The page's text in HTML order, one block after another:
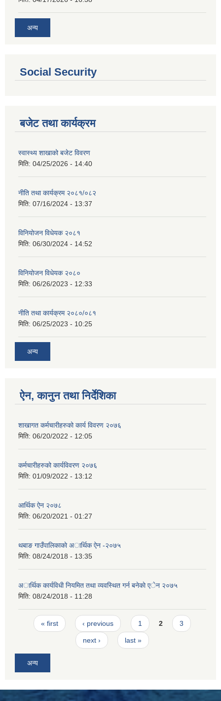
अन्य
Social Security
बजेट तथा कार्यक्रम
स्वास्थ्य शाखाको बजेट विवरण
मिति: 04/25/2026 - 14:40
नीति तथा कार्यक्रम २०८१/०८२
मिति: 07/16/2024 - 13:37
विनियोजन विधेयक २०८१
मिति: 06/30/2024 - 14:52
विनियोजन विधेयक २०८०
मिति: 06/26/2023 - 12:33
नीति तथा कार्यक्रम २०८०/०८१
मिति: 06/25/2023 - 10:25
अन्य
ऐन, कानुन तथा निर्देशिका
शाखागत कर्मचारीहरुको कार्य विवरण २०७६
मिति: 06/20/2022 - 12:05
कर्मचारीहरुको कार्यविवरण २०७६
मिति: 01/09/2022 - 13:12
आर्थिक ऐन २०७८
मिति: 06/20/2021 - 01:27
थबाङ गाउँपालिकाकाे अार्थिक ऐन -२०७५
मिति: 08/24/2018 - 13:35
अार्थिक कार्यविधी नियमित तथा व्यवस्थित गर्न बनेकाे एेन २०७५
मिति: 08/24/2018 - 11:28
Pages
« first ‹ previous 1 2 3
next › last »
अन्य